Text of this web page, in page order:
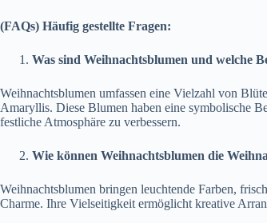
(FAQs) Häufig gestellte Fragen:
Was sind Weihnachtsblumen und welche
Weihnachtsblumen umfassen eine Vielzahl von
Amaryllis. Diese Blumen haben eine symbolische
festliche Atmosphäre zu verbessern.
Wie können Weihnachtsblumen die
Weihnachtsblumen bringen leuchtende Farben,
Charme. Ihre Vielseitigkeit ermöglicht kreative